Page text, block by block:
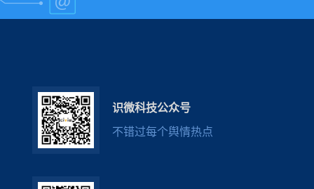
识微科技公众号
不错过每个舆情热点